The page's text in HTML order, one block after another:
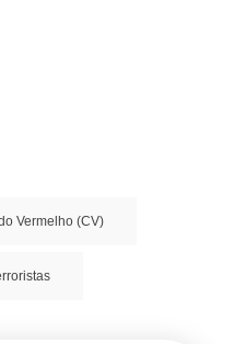
Vermelho (CV)